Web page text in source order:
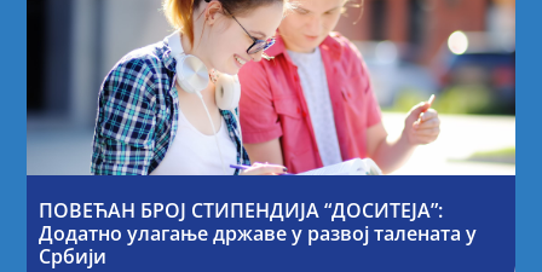
ПОВЕЋАН БРОЈ СТИПЕНДИЈА “ДОСИТЕЈА”:
Додатно улагање државе у развој талената у
Србији